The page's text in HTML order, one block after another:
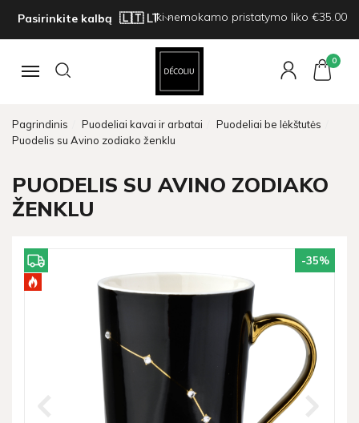
Pasirinkite kalbą Iki nemokamo pristatymo liko €35.00
Navigacija
0
Pagrindinis Puodeliai kavai ir arbatai
Puodeliai be lėkštutės
Puodelis su Avino zodiako ženklu
PUODELIS SU AVINO ZODIAKO
ŽENKLU
-35%